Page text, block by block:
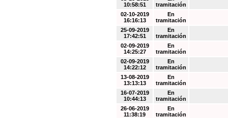
10:58:51
tramitación
02-10-2019
16:16:13
En
tramitación
25-09-2019
17:42:51
En
tramitación
02-09-2019
14:25:27
En
tramitación
02-09-2019
14:22:12
En
tramitación
13-08-2019
13:13:13
En
tramitación
16-07-2019
10:44:13
En
tramitación
26-06-2019
11:38:19
En
tramitación